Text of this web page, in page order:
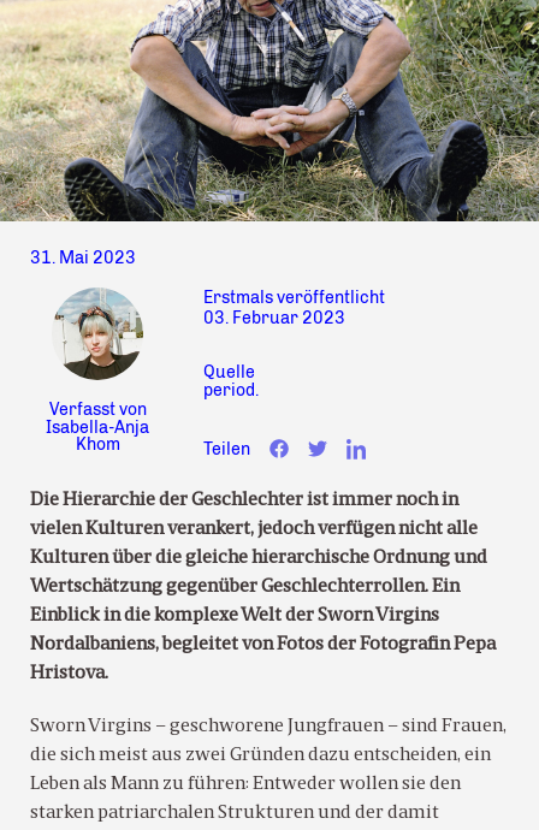
31. Mai 2023
Verfasst von
Isabella-Anja
Khom
Erstmals veröffentlicht
03. Februar 2023
Quelle
period.
Teilen
Die Hierarchie der Geschlechter ist immer noch in
vielen Kulturen verankert, jedoch verfügen nicht alle
Kulturen über die gleiche hierarchische Ordnung und
Wertschätzung gegenüber Geschlechterrollen. Ein
Einblick in die komplexe Welt der Sworn Virgins
Nordalbaniens, begleitet von Fotos der Fotografin Pepa
Hristova.
Sworn Virgins – geschworene Jungfrauen – sind Frauen,
die sich meist aus zwei Gründen dazu entscheiden, ein
Leben als Mann zu führen: Entweder wollen sie den
starken patriarchalen Strukturen und der damit